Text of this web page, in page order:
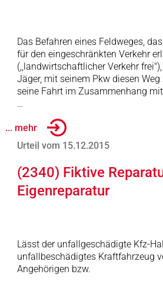
Das Befahren eines Feldweges,
für den eingeschränkten Verkehr
(,,landwirtschaftlicher Verkehr
Jäger, mit seinem Pkw diesen
seine Fahrt im Zusammenhang
…
... mehr
Urteil vom 15.12.2015
(2340) Fiktive
Eigenreparatur
Lässt der unfallgeschädigte Kfz-
unfallbeschädigtes Kraftfahrzeug
Angehörigen bzw.